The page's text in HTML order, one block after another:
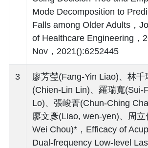
Mode Decomposition to
Falls among Older Adults，
of Healthcare Engineering，
Nov，2021():6252445
3
廖芳瑩(Fang-Yin Liao)、林千
(Chien-Lin Lin)、羅瑞寬(Sui-
Lo)、張峻菁(Chun-Ching
廖文彥(Liao, wen-yen)、周立
Wei Chou)*，Efficacy of
Dual-frequency Low-level